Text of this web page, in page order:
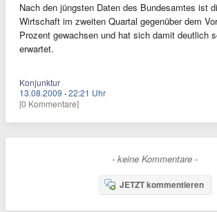
Nach den jüngsten Daten des Bundesamtes ist
Wirtschaft im zweiten Quartal gegenüber dem
Prozent gewachsen und hat sich damit deutlich
erwartet.
Konjunktur
13.08.2009 ·22:21 Uhr
[0 Kommentare]
- keine Kommentare -
JETZT kommentieren